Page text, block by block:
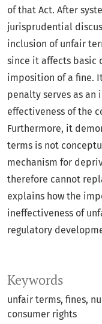
Keywords
unfair terms fines
consumer rights
of that Act. After
jurisprudential
inclusion of unfair
since it affects basic
imposition of a fine.
penalty serves as
effectiveness of the
Furthermore, it
terms is not
mechanism for
therefore cannot
explains how the
ineffectiveness of
regulatory